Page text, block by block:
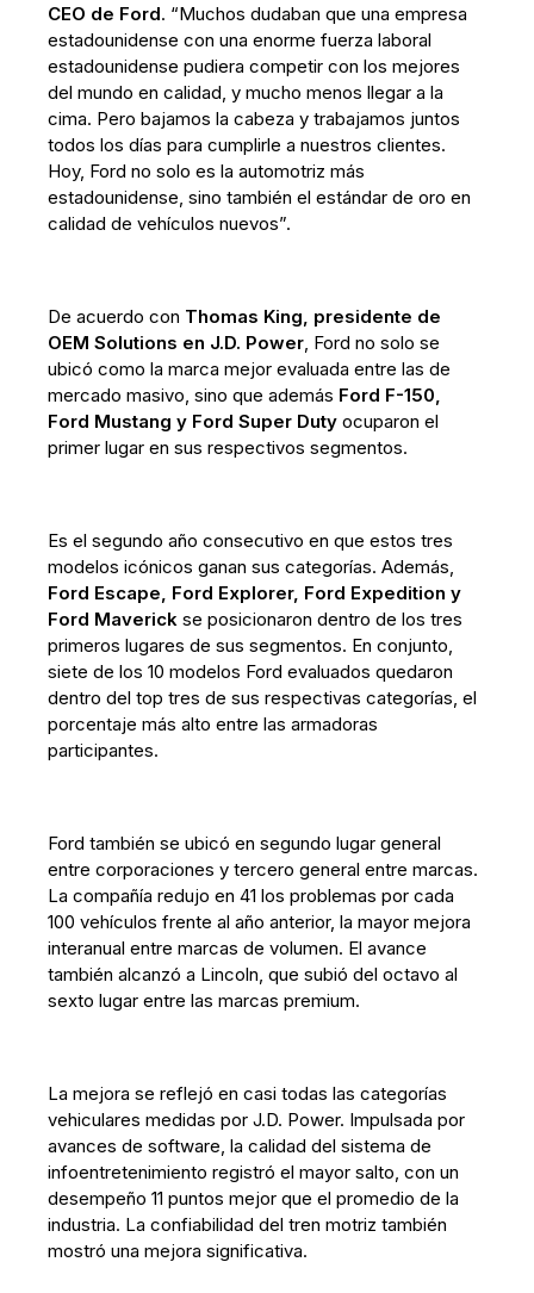
CEO de Ford. “Muchos dudaban que una empresa
estadounidense con una enorme fuerza laboral
estadounidense pudiera competir con los mejores
del mundo en calidad, y mucho menos llegar a la
cima. Pero bajamos la cabeza y trabajamos juntos
todos los días para cumplirle a nuestros clientes.
Hoy, Ford no solo es la automotriz más
estadounidense, sino también el estándar de oro en
calidad de vehículos nuevos”.
De acuerdo con Thomas King, presidente de
OEM Solutions en J.D. Power, Ford no solo se
ubicó como la marca mejor evaluada entre las de
mercado masivo, sino que además Ford F-150,
Ford Mustang y Ford Super Duty ocuparon el
primer lugar en sus respectivos segmentos.
Es el segundo año consecutivo en que estos tres
modelos icónicos ganan sus categorías. Además,
Ford Escape, Ford Explorer, Ford Expedition y
Ford Maverick se posicionaron dentro de los tres
primeros lugares de sus segmentos. En conjunto,
siete de los 10 modelos Ford evaluados quedaron
dentro del top tres de sus respectivas categorías, el
porcentaje más alto entre las armadoras
participantes.
Ford también se ubicó en segundo lugar general
entre corporaciones y tercero general entre marcas.
La compañía redujo en 41 los problemas por cada
100 vehículos frente al año anterior, la mayor mejora
interanual entre marcas de volumen. El avance
también alcanzó a Lincoln, que subió del octavo al
sexto lugar entre las marcas premium.
La mejora se reflejó en casi todas las categorías
vehiculares medidas por J.D. Power. Impulsada por
avances de software, la calidad del sistema de
infoentretenimiento registró el mayor salto, con un
desempeño 11 puntos mejor que el promedio de la
industria. La confiabilidad del tren motriz también
mostró una mejora significativa.